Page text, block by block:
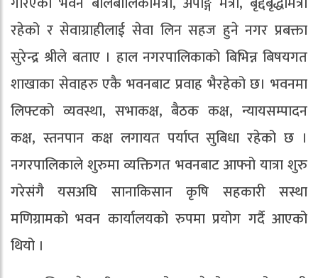
रहेको र सेवाग्राहीलाई सेवा लिन सहज हुने नगर प्रबक्ता
सुरेन्द्र श्रीले बताए । हाल नगरपालिकाको बिभिन्न बिषयगत
शाखाका सेवाहरु एकै भवनबाट प्रवाह भैरहेको छ। भवनमा
लिफ्टको व्यवस्था, सभाकक्ष, बैठक कक्ष, न्यायसम्पादन
कक्ष, स्तनपान कक्ष लगायत पर्याप्त सुबिधा रहेको छ ।
नगरपालिकाले शुरुमा व्यक्तिगत भवनबाट आफ्नो यात्रा शुरु
गरेसंगै यसअघि सानाकिसान कृषि सहकारी सस्था
मणिग्रामको भवन कार्यालयको रुपमा प्रयोग गर्दै आएको
थियो ।